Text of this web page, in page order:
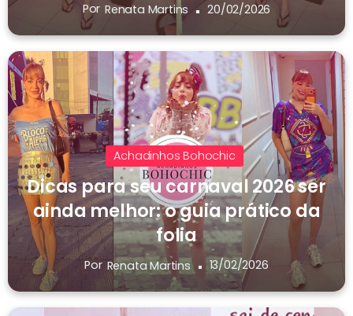
Por Renata Martins 20/02/2026
Achadinhos Bohochic
Dicas para seu carnaval 2026 ser
ainda melhor: o guia prático da
folia
Por Renata Martins 13/02/2026